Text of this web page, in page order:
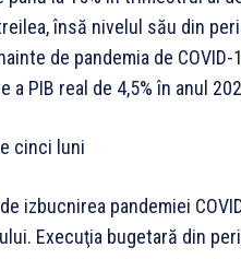
însă nivelul său din
de pandemia de COVID-
PIB real de 4,5% în anul
cinci luni
izbucnirea pandemiei
Execuţia bugetară din